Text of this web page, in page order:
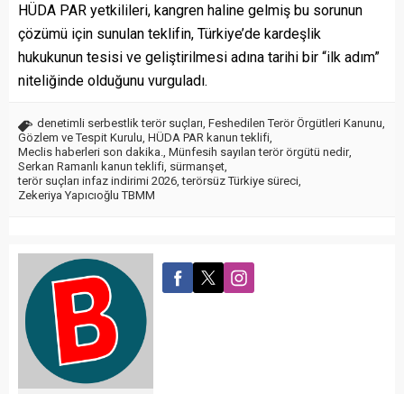
HÜDA PAR yetkilileri, kangren haline gelmiş bu sorunun
çözümü için sunulan teklifin, Türkiye’de kardeşlik
hukukunun tesisi ve geliştirilmesi adına tarihi bir “ilk adım”
niteliğinde olduğunu vurguladı.
denetimli serbestlik terör suçları Feshedilen Terör Örgütleri Kanunu
Gözlem ve Tespit Kurulu HÜDA PAR kanun teklifi
Meclis haberleri son dakika.
Münfesih sayılan terör örgütü nedir,
Serkan Ramanlı kanun teklifi sürmanşet
terör suçları infaz indirimi 2026 ,terörsüz Türkiye süreci
Zekeriya Yapıcıoğlu TBMM